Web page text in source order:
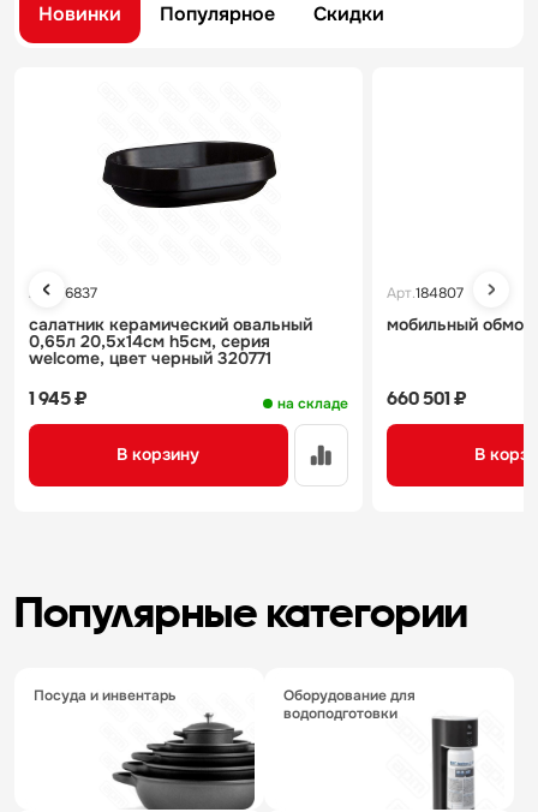
Новинки Популярное Скидки
Арт. 76837
салатник керамический овальный
0,65л 20,5х14см h5см, серия
welcome, цвет черный 320771
на складе
1 945 ₽
В корзину
Арт.184807
мобильный
660 501 ₽
В
Популярные категории
посуда и инвентарь
оборудование для
водоподготовки